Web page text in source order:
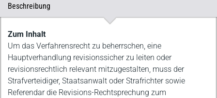
Beschreibung
Beschreibung
Zum Inhalt
Um das Verfahrensrecht zu beherrschen, eine
Hauptverhandlung revisionssicher zu leiten oder
revisionsrechtlich relevant mitzugestalten, muss der
Strafverteidiger, Staatsanwalt oder Strafrichter sowie
Referendar die Revisions-Rechtsprechung zum